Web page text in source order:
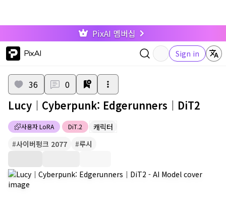
PixAI 멤버십
PixAI Sign in
사용자 LoRA DiT.2 캐릭터
36 0
Lucy｜Cyberpunk: Edgerunners｜DiT2
#사이버펑크 2077 #루시